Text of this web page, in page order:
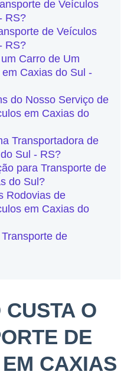
de Veículos
RS?
de Veículos
RS?
Carro de Um
Caxias do Sul -
do Nosso Serviço de
em Caxias do
Transportadora de
Sul - RS?
para Transporte de
do Sul?
Rodovias de
em Caxias do
de
O
DE
CAXIAS